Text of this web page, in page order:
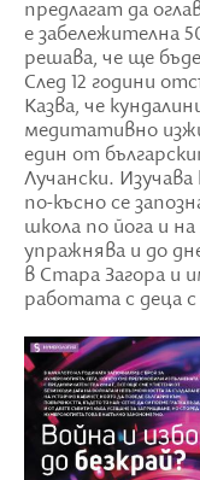
предлагат да
е забележителна
решава, че ще
След 12 години
Казва, че
медитативно
един от
Лучански.
по-късно се
школа по йога и
упражнява и до
в Стара Загора и
работата с деца